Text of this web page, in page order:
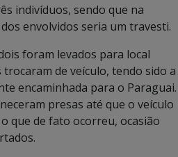
indivíduos, sendo que na
envolvidos seria um travesti.
foram levados para local
de veículo, tendo sido a
encaminhada para o Paraguai.
presas até que o veículo
que de fato ocorreu, ocasião